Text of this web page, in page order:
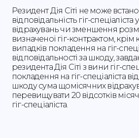
Резидент Дія Сіті не може
відповідальність гіг-спеціаліста
відрахувань чи зменшення
визначеної гіг-контрактом, крім
випадків покладення на гіг-
відповідальності за шкоду,
резидента Дія Сіті з вини гіг-
покладення на гіг-спеціаліста
шкоду сума щомісячних
перевищувати 20 відсотків
гіг-спеціаліста.